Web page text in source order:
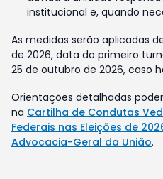
institucional e, quando
As medidas serão aplicadas
de 2026, data do primeiro
25 de outubro de 2026, caso
Orientações detalhadas
na Cartilha de Condutas
Federais nas Eleições de
Advocacia-Geral da União.